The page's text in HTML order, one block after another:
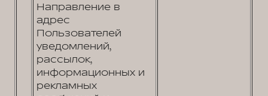
Направление в
адрес
Пользователей
уведомлений,
рассылок,
информационных и
рекламных